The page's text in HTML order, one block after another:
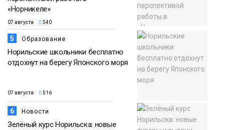
«Норникеле»
07 августа 540
5 Образование
Норильские школьники бесплатно
отдохнут на берегу Японского моря
07 августа 516
6 Новости
Зелёный курс Норильска: новые